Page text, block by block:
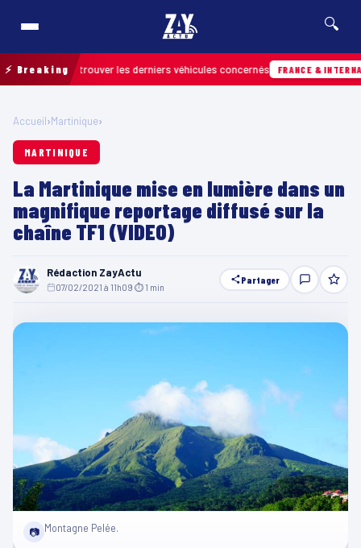
🔍
⚡ Breaking
pour retrouver les derniers véhicules concernés FRANCE &
Accueil›Martinique›
MARTINIQUE
La Martinique mise en lumière dans un
magnifique reportage diffusé sur la
chaîne TF1 (VIDEO)
Rédaction ZayActu
07/02/2021 à 11h09 ⏱ 1 min
Partager
📷 Montagne Pelée.